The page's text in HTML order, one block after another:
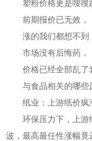
塑粉价格更是嗖嗖
前期报价已无效，
涨的我们都想不到
市场没有后悔药，
价格已经全部乱了
与食品相关的哪些
纸业：上游纸价疯
环保压力下，上游
波，最高最任性涨幅